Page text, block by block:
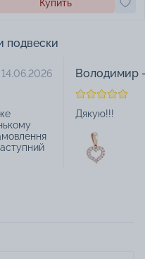
Купить
подвески
14.06.2026 Володимир
Дякую!!!